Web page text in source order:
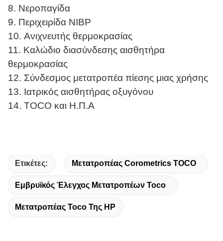
8. Νεροπαγίδα
9. Περιχειρίδα NIBP
10. Ανιχνευτής θερμοκρασίας
11. Καλώδιο διασύνδεσης αισθητήρα
θερμοκρασίας
12. Σύνδεσμος μετατροπέα πίεσης μιας χρήσης
13. Ιατρικός αισθητήρας οξυγόνου
14. TOCO και Η.Π.Α
Ετικέτες: Μετατροπέας Corometrics TOCO
Εμβρυϊκός Έλεγχος Μετατροπέων Toco
Μετατροπέας Toco Της HP